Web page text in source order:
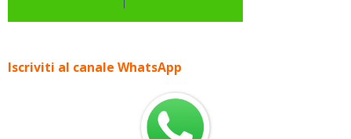
Iscriviti al canale WhatsApp